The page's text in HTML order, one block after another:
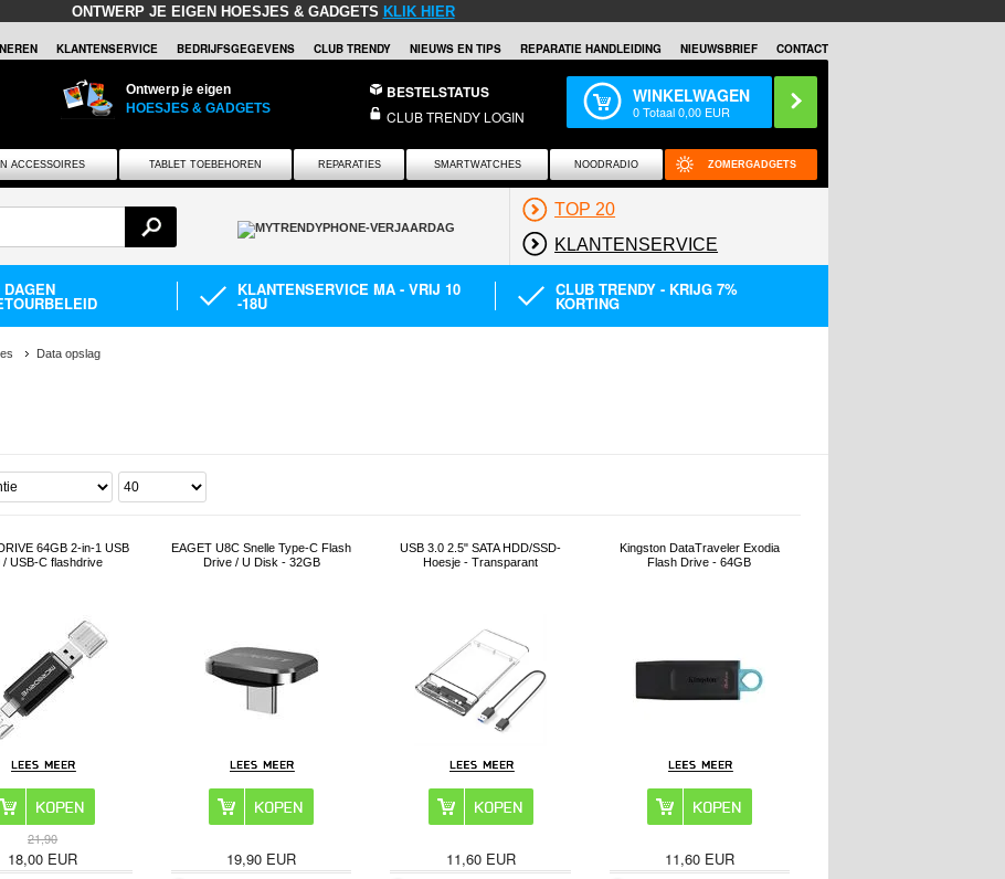
ONTWERP JE EIGEN HOESJES & GADGETS KLIK HIER
KLANTENSERVICE BEDRIJFSGEGEVENS CLUB TRENDY NIEUWS EN TIPS REPARATIE HANDLEIDING NIEUWSBRIEF CONTACT
Ontwerp je eigen
HOESJES & GADGETS
BESTELSTATUS
CLUB TRENDY LOGIN
WINKELWAGEN
0Totaal0,00 EUR
ACCESSOIRES TABLET TOEBEHOREN REPARATIES SMARTWATCHES NOODRADIO ZOMERGADGETS
TOP 20
KLANTENSERVICE
DAGEN KLANTENSERVICE MA - VRIJ 10
-18U
CLUB TRENDY - KRIJG 7%
KORTING
Data opslag
64GB 2-in-1 USB
/ USB-C flashdrive
21,90
18,00 EUR
EAGET U8C Snelle Type-C Flash
Drive / U Disk - 32GB
19,90 EUR
USB 3.0 2.5" SATA HDD/SSD-
Hoesje - Transparant
11,60EUR
Kingston DataTraveler Exodia
Flash Drive - 64GB
11,60EUR